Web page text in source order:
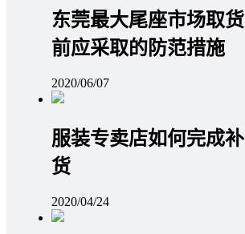
东莞最大尾座市场取货
前应采取的防范措施
2020/06/07
服装专卖店如何完成补
货
2020/04/24